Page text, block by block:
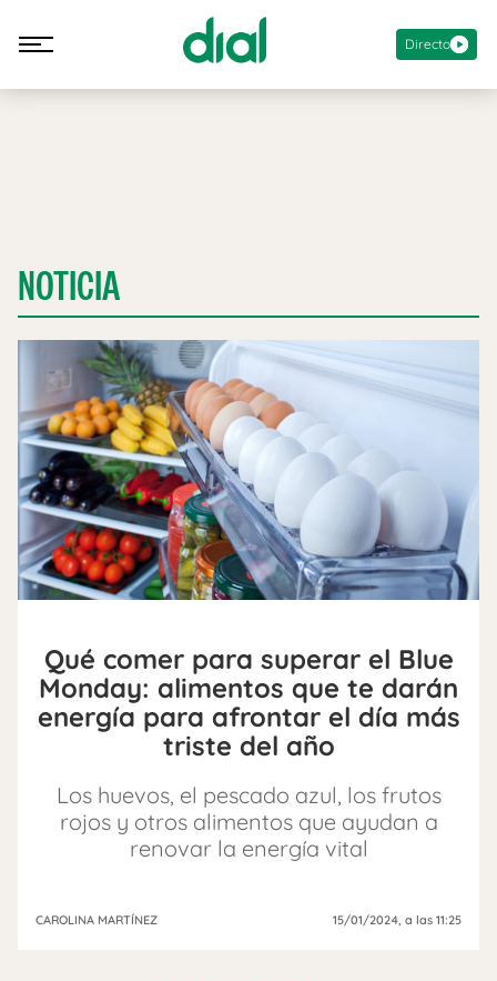
Directo
NOTICIA
Qué comer para superar el Blue
Monday: alimentos que te darán
energía para afrontar el día más
triste del año
Los huevos, el pescado azul, los frutos
rojos y otros alimentos que ayudan a
renovar la energía vital
CAROLINA MARTÍNEZ 15/01/2024, a las 11:25